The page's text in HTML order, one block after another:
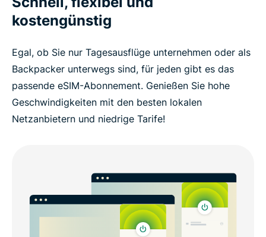
kostengünstig
Egal, ob Sie nur Tagesausflüge unternehmen oder als
Backpacker unterwegs sind, für jeden gibt es das
passende eSIM-Abonnement. Genießen Sie hohe
Geschwindigkeiten mit den besten lokalen
Netzanbietern und niedrige Tarife!